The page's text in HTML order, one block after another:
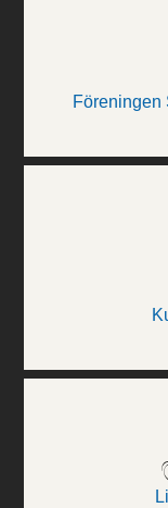
Föreningen